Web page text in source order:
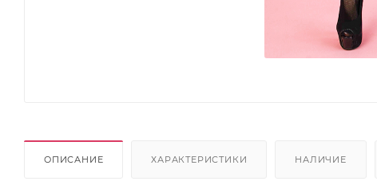
ОПИСАНИЕ ХАРАКТЕРИСТИКИ НАЛИЧИЕ